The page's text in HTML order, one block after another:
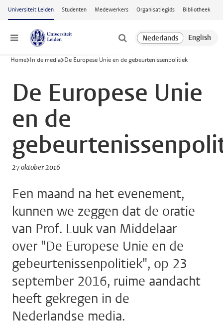
Ga naar hoofdinhoud
Universiteit Leiden Studenten Medewerkers Organisatiegids Bibliotheek
Menu
Home In de media De Europese Unie en de gebeurtenissenpolitiek
De Europese Unie
en de
27 oktober 2016
Een maand na het evenement,
kunnen we zeggen dat de oratie
van Prof. Luuk van Middelaar
over "De Europese Unie en de
gebeurtenissenpolitiek", op 23
september 2016, ruime aandacht
heeft gekregen in de
Nederlandse media.